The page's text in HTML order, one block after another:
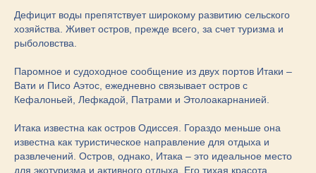
Дефицит воды препятствует широкому развитию сельского
хозяйства. Живет остров, прежде всего, за счет туризма и
рыболовства.
Паромное и судоходное сообщение из двух портов Итаки –
Вати и Писо Аэтос, ежедневно связывает остров с
Кефалоньей, Лефкадой, Патрами и Этолоакарнанией.
Итака известна как остров Одиссея. Гораздо меньше она
известна как туристическое направление для отдыха и
развлечений. Остров, однако, Итака – это идеальное место
для экотуризма и активного отдыха. Его тихая красота,